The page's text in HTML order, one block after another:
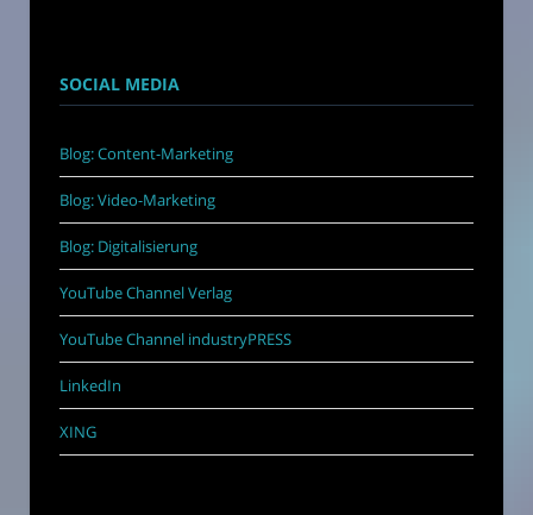
SOCIAL MEDIA
Blog: Content-Marketing
Blog: Video-Marketing
Blog: Digitalisierung
YouTube Channel Verlag
YouTube Channel industryPRESS
LinkedIn
XING